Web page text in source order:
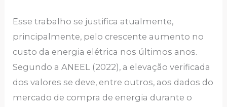
Esse trabalho se justifica atualmente,
principalmente, pelo crescente aumento no
custo da energia elétrica nos últimos anos.
Segundo a ANEEL (2022), a elevação verificada
dos valores se deve, entre outros, aos dados do
mercado de compra de energia durante o